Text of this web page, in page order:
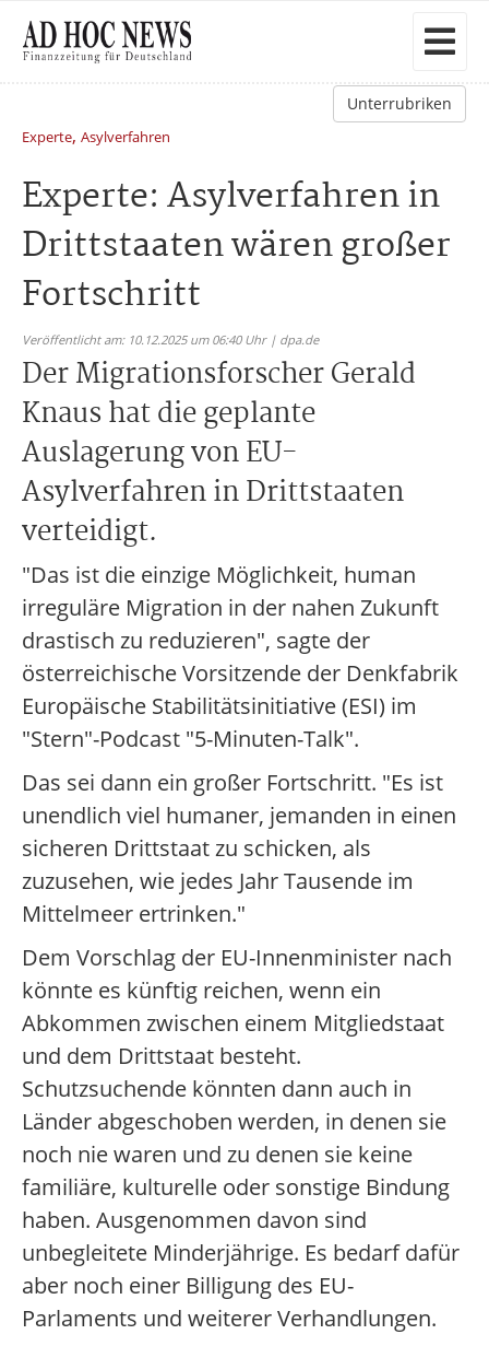
Unterrubriken
Experte, Asylverfahren
Experte: Asylverfahren in
Drittstaaten wären großer
Fortschritt
Veröffentlicht am: 10.12.2025 um 06:40 Uhr | dpa.de
Der Migrationsforscher Gerald
Knaus hat die geplante
Auslagerung von EU-
Asylverfahren in Drittstaaten
verteidigt.
"Das ist die einzige Möglichkeit, human
irreguläre Migration in der nahen Zukunft
drastisch zu reduzieren", sagte der
österreichische Vorsitzende der Denkfabrik
Europäische Stabilitätsinitiative (ESI) im
"Stern"-Podcast "5-Minuten-Talk".
Das sei dann ein großer Fortschritt. "Es ist
unendlich viel humaner, jemanden in einen
sicheren Drittstaat zu schicken, als
zuzusehen, wie jedes Jahr Tausende im
Mittelmeer ertrinken."
Dem Vorschlag der EU-Innenminister nach
könnte es künftig reichen, wenn ein
Abkommen zwischen einem Mitgliedstaat
und dem Drittstaat besteht.
Schutzsuchende könnten dann auch in
Länder abgeschoben werden, in denen sie
noch nie waren und zu denen sie keine
familiäre, kulturelle oder sonstige Bindung
haben. Ausgenommen davon sind
unbegleitete Minderjährige. Es bedarf dafür
aber noch einer Billigung des EU-
Parlaments und weiterer Verhandlungen.